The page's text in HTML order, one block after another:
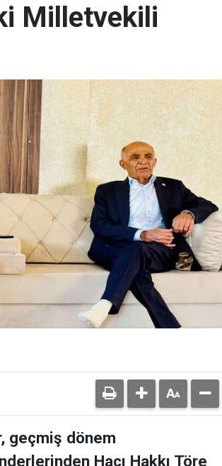
Milletvekili
geçmiş dönem
Hacı Hakkı Töre